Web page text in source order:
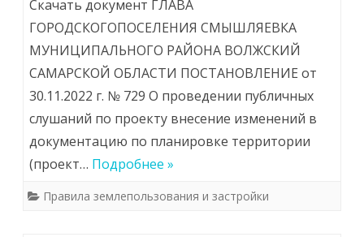
Скачать документ ГЛАВА
ГОРОДСКОГОПОСЕЛЕНИЯ СМЫШЛЯЕВКА
МУНИЦИПАЛЬНОГО РАЙОНА ВОЛЖСКИЙ
САМАРСКОЙ ОБЛАСТИ ПОСТАНОВЛЕНИЕ от
30.11.2022 г. № 729 О проведении публичных
слушаний по проекту внесение изменений в
документацию по планировке территории
(проект… Подробнее »
Правила землепользования и застройки